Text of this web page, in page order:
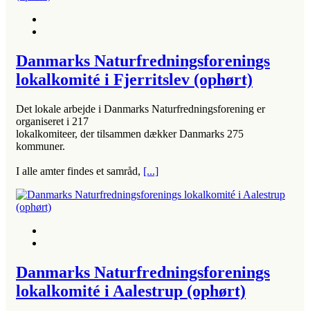
Danmarks Naturfredningsforenings
lokalkomité i Fjerritslev (ophørt)
Det lokale arbejde i Danmarks Naturfredningsforening er
organiseret i 217
lokalkomiteer, der tilsammen dækker Danmarks 275
kommuner.
I alle amter findes et samråd, [...]
Danmarks Naturfredningsforenings
lokalkomité i Aalestrup (ophørt)